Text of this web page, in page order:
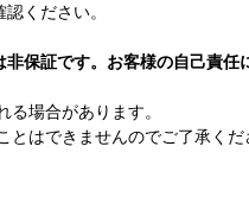
ください。
保証です。お客様の自己責任
場合があります。
はできませんのでご了承くだ